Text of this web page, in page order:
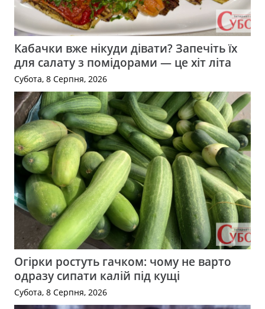
Кабачки вже нікуди дівати? Запечіть їх
для салату з помідорами — це хіт літа
Субота, 8 Серпня, 2026
Огірки ростуть гачком: чому не варто
одразу сипати калій під кущі
Субота, 8 Серпня, 2026